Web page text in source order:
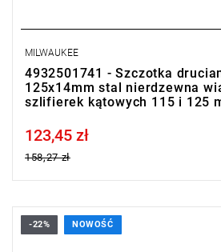
MILWAUKEE
4932501741 - Szczotka
125x14mm stal nierdzewna
szlifierek kątowych 115 i 125
Price tax included
123,45 zł
158,27 zł
-22% NOWOŚĆ